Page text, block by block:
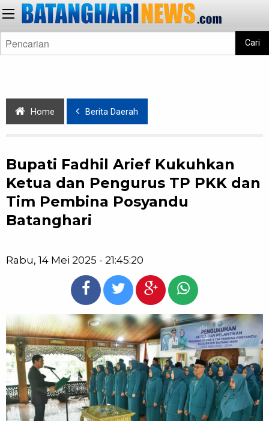
Cari
Home Berita Daerah
Bupati Fadhil Arief Kukuhkan
Ketua dan Pengurus TP PKK dan
Tim Pembina Posyandu
Batanghari
Rabu, 14 Mei 2025 - 21:45:20